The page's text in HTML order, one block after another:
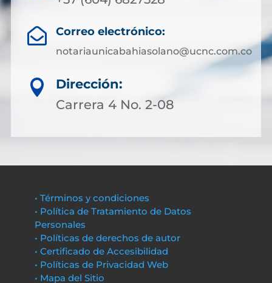
 Correo electrónico:
notariaunicabahiasolano@ucnc.com.co

Dirección:
Carrera 4 No. 2-08
• Términos y condiciones
• Política de Tratamiento de Datos
Personales
• Políticas de derechos de autor
• Certificado de Accesibilidad
• Políticas de Privacidad Web
• Mapa del Sitio